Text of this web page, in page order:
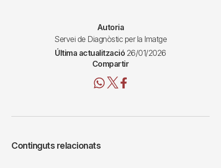
Autoria
Servei de Diagnòstic per la Imatge
Última actualització 26/01/2026
Compartir
Continguts relacionats